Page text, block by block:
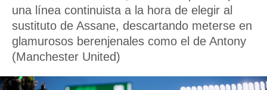
forma
digital
basada
una línea continuista a la hora de elegir al
sustituto de Assane, descartando meterse en
glamurosos berenjenales como el de Antony
(Manchester United)